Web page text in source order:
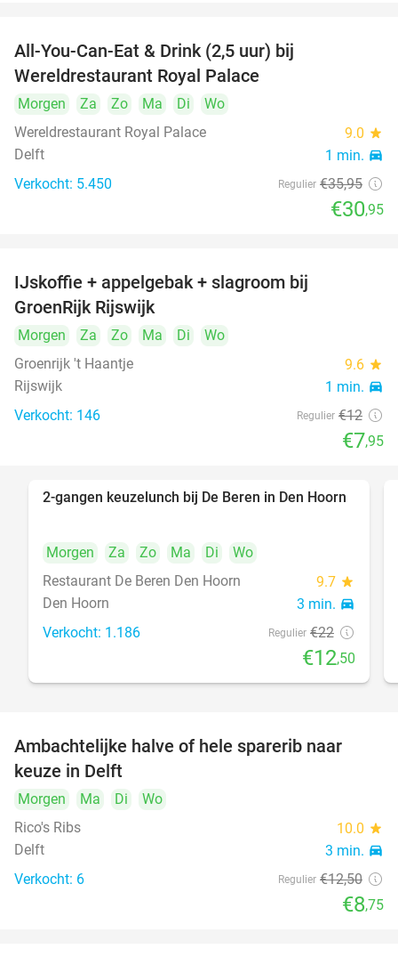
All-You-Can-Eat & Drink (2,5 uur) bij
Wereldrestaurant Royal Palace
Morgen Za Zo Ma Di
Wo
Wereldrestaurant Royal Palace
9.0 star
Delft 1 min. directions_car
Verkocht: 5.450 Regulier €35,95
€30,95
IJskoffie + appelgebak + slagroom bij
GroenRijk Rijswijk
Morgen Za Zo Ma Di
Wo
Groenrijk 't Haantje
9.6 star
Rijswijk 1 min. directions_car
Verkocht: 146 Regulier €12
€7,95
43%
2-gangen keuzelunch bij De Beren in Den Hoorn
Morgen Za Zo Ma Di
Wo
Restaurant De Beren Den Hoorn
9.7 star
Den Hoorn 3 min. directions_car
Verkocht: 1.186 Regulier €22
€12,50
TODAY
Ambachtelijke halve of hele sparerib naar
keuze in Delft
Morgen Ma Di
Wo
Rico's Ribs
10.0 star
Delft 3 min. directions_car
Verkocht: 6 Regulier €12,50
€8,75